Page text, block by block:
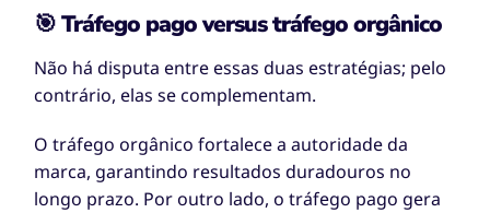
🎯 Tráfego pago versus tráfego orgânico
Não há disputa entre essas duas estratégias; pelo
contrário, elas se complementam.
O tráfego orgânico fortalece a autoridade da
marca, garantindo resultados duradouros no
longo prazo. Por outro lado, o tráfego pago gera